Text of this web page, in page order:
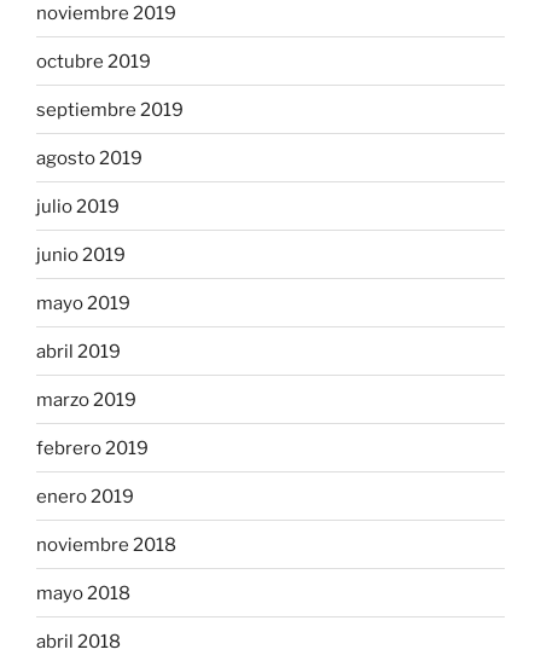
noviembre 2019
octubre 2019
septiembre 2019
agosto 2019
julio 2019
junio 2019
mayo 2019
abril 2019
marzo 2019
febrero 2019
enero 2019
noviembre 2018
mayo 2018
abril 2018